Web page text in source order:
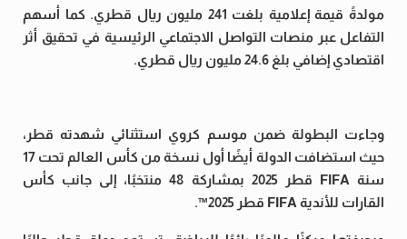
مولدةً قيمة إعلامية بلغت 241 مليون ريال قطري. كما أسهم
التفاعل عبر منصات التواصل الاجتماعي الرئيسية في تحقيق أثر
اقتصادي إضافي بلغ 24.6 مليون ريال قطري.
وجاءت البطولة ضمن موسم كروي استثنائي شهدته قطر،
حيث استضافت الدولة أيضًا أول نسخة من كأس العالم تحت 17
سنة FIFA قطر 2025 بمشاركة 48 منتخبًا، إلى جانب كأس
القارات للأندية FIFA قطر 2025™️.